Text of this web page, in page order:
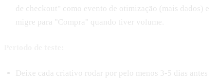
de checkout" como evento de otimização (mais dados) e
migre para "Compra" quando tiver volume.
Deixe cada criativo rodar por pelo menos 3-5 dias antes